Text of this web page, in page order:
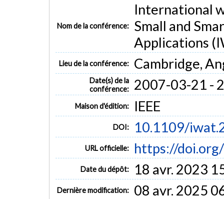
Nom de la conférence:
International
Small and
Applications
Lieu de la conférence: Cambridge,
Date(s) de la
conférence:
2007-03-21 -
Maison d'édition: IEEE
DOI: 10.1109/
URL officielle: https://
Date du dépôt: 18 avr. 2023
Dernière modification: 08 avr. 2025